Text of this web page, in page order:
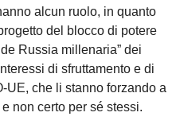
alcun ruolo, in quanto
del blocco di potere
Russia millenaria” dei
di sfruttamento e di
UE, che li stanno forzando a
non certo per sé stessi.